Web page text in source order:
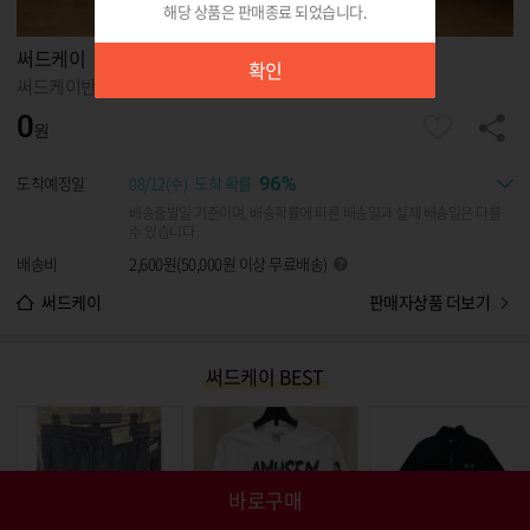
해당 상품은 판매종료 되었습니다.
확인